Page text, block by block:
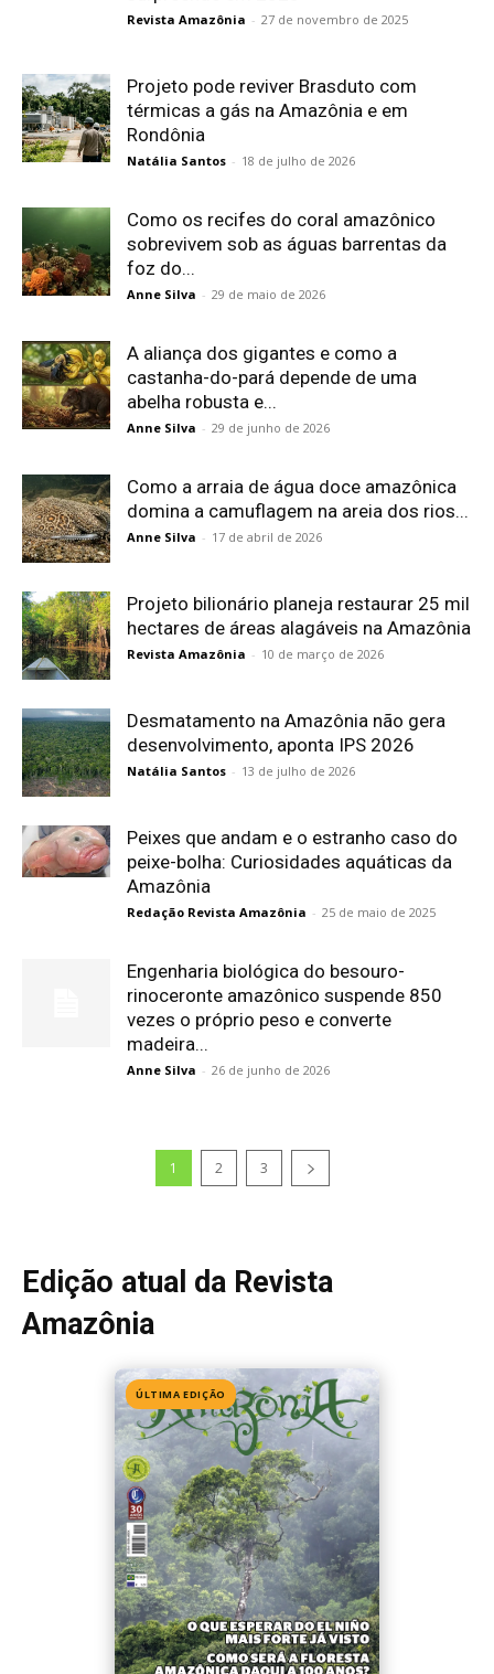
Revista Amazônia - 27 de novembro de 2025
Projeto pode reviver Brasduto com
térmicas a gás na Amazônia e em
Rondônia
Natália Santos - 18 de julho de 2026
Como os recifes do coral amazônico
sobrevivem sob as águas barrentas da
foz do...
Anne Silva - 29 de maio de 2026
A aliança dos gigantes e como a
castanha-do-pará depende de uma
abelha robusta e...
Anne Silva - 29 de junho de 2026
Como a arraia de água doce amazônica
domina a camuflagem na areia dos rios...
Anne Silva - 17 de abril de 2026
Projeto bilionário planeja restaurar 25 mil
hectares de áreas alagáveis na Amazônia
Revista Amazônia - 10 de março de 2026
Desmatamento na Amazônia não gera
desenvolvimento, aponta IPS 2026
Natália Santos - 13 de julho de 2026
Peixes que andam e o estranho caso do
peixe-bolha: Curiosidades aquáticas da
Amazônia
Redação Revista Amazônia - 25 de maio de 2025
Engenharia biológica do besouro-
rinoceronte amazônico suspende 850
vezes o próprio peso e converte
madeira...
Anne Silva - 26 de junho de 2026
1 2 3
Edição atual da Revista
Amazônia
ÚLTIMA EDIÇÃO